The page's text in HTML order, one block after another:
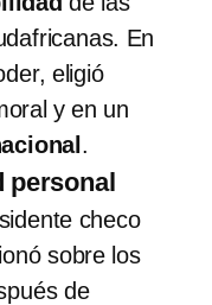
En
eligió
y en un
.
personal
checo
sobre los
de